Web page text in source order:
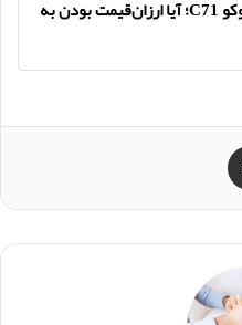
بررسی تخصصی پوکو C71؛ آیا ارزان‌قیمت بودن به